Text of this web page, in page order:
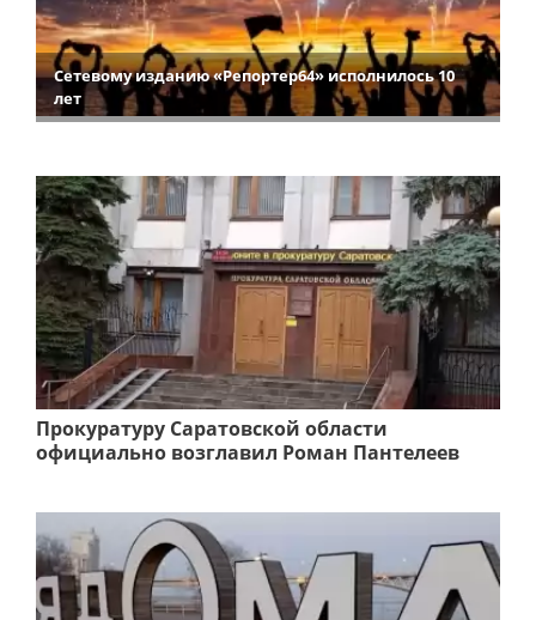
Сетевому изданию «Репортер64» исполнилось 10
лет
Прокуратуру Саратовской области
официально возглавил Роман Пантелеев